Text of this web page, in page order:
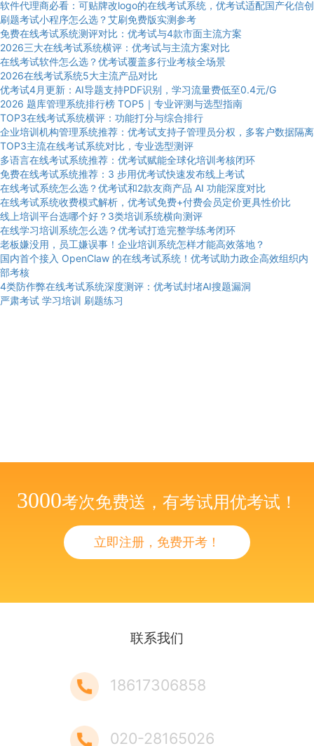
软件代理商必看：可贴牌改logo的在线考试系统，优考试适配国产化信创
刷题考试小程序怎么选？艾刷免费版实测参考
免费在线考试系统测评对比：优考试与4款市面主流方案
2026三大在线考试系统横评：优考试与主流方案对比
在线考试软件怎么选？优考试覆盖多行业考核全场景
2026在线考试系统5大主流产品对比
优考试4月更新：AI导题支持PDF识别，学习流量费低至0.4元/G
2026 题库管理系统排行榜 TOP5｜专业评测与选型指南
TOP3在线考试系统横评：功能打分与综合排行
企业培训机构管理系统推荐：优考试支持子管理员分权，多客户数据隔离
TOP3主流在线考试系统对比，专业选型测评
多语言在线考试系统推荐：优考试赋能全球化培训考核闭环
免费在线考试系统推荐：3 步用优考试快速发布线上考试
在线考试系统怎么选？优考试和2款友商产品 AI 功能深度对比
在线考试系统收费模式解析，优考试免费+付费会员定价更具性价比
线上培训平台选哪个好？3类培训系统横向测评
在线学习培训系统怎么选？优考试打造完整学练考闭环
老板嫌没用，员工嫌误事！企业培训系统怎样才能高效落地？
国内首个接入 OpenClaw 的在线考试系统！优考试助力政企高效组织内
部考核
4类防作弊在线考试系统深度测评：优考试封堵AI搜题漏洞
严肃考试 学习培训 刷题练习
3000考次免费送，有考试用优考试！
立即注册，免费开考！
联系我们
18617306858
020-28165026